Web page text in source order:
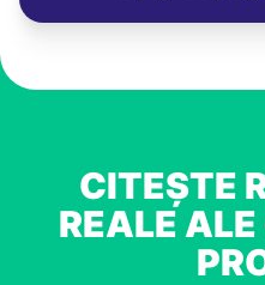
CITEȘTE
REALE